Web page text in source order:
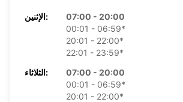
الإثنين:
07:00 - 20:00
00:01 - 06:59*
20:01 - 22:00*
22:01 - 23:59*
الثلاثاء:
07:00 - 20:00
00:01 - 06:59*
20:01 - 22:00*